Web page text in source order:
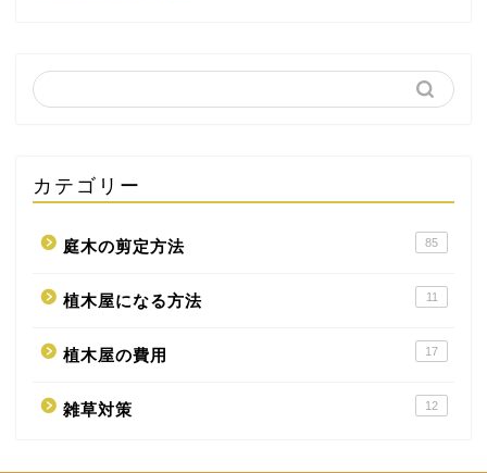
カテゴリー
庭木の剪定方法 85
植木屋になる方法 11
植木屋の費用 17
雑草対策 12